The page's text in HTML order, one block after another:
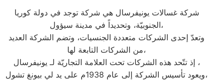
شركة غسالات يونيفرسال هي شركة توجد في دولة كوريا
الجنوبيّة، وتحديداً في مدينة سيؤول،
وتعدّ إحدى الشركات متعددة الجنسيات، وتضم الشركة العديد
من الشركات التابعة لها،
إذ تتّحد هذه الشركات تحت العلامة التجاريّة لـ يونيفرسال ،
ويعود تأسيس الشركة إلى عام 1938م على يد لي بيونغ تشول،